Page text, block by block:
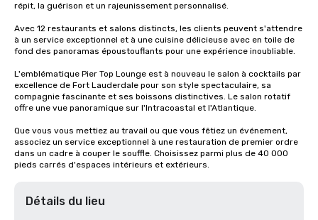
répit, la guérison et un rajeunissement personnalisé.
Avec 12 restaurants et salons distincts, les clients peuvent s'attendre
à un service exceptionnel et à une cuisine délicieuse avec en toile de
fond des panoramas époustouflants pour une expérience inoubliable.
L'emblématique Pier Top Lounge est à nouveau le salon à cocktails par
excellence de Fort Lauderdale pour son style spectaculaire, sa
compagnie fascinante et ses boissons distinctives. Le salon rotatif
offre une vue panoramique sur l'Intracoastal et l'Atlantique.
Que vous vous mettiez au travail ou que vous fêtiez un événement,
associez un service exceptionnel à une restauration de premier ordre
dans un cadre à couper le souffle. Choisissez parmi plus de 40 000
pieds carrés d'espaces intérieurs et extérieurs.
Détails du lieu